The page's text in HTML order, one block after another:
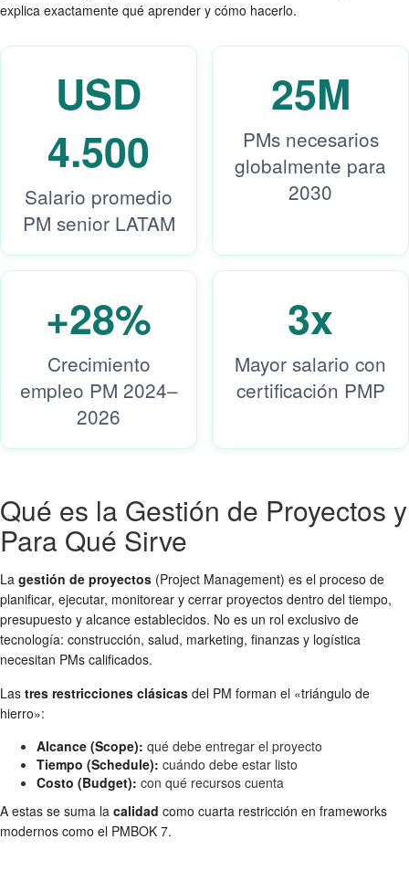
explica exactamente qué aprender y cómo hacerlo.
USD
4.500
Salario promedio
PM senior LATAM
25M
PMs necesarios
globalmente para
2030
+28%
Crecimiento
empleo PM 2024–
2026
3x
Mayor salario con
certificación PMP
Qué es la Gestión de Proyectos y
Para Qué Sirve
La gestión de proyectos (Project Management) es el proceso de
planificar, ejecutar, monitorear y cerrar proyectos dentro del tiempo,
presupuesto y alcance establecidos. No es un rol exclusivo de
tecnología: construcción, salud, marketing, finanzas y logística
necesitan PMs calificados.
Las tres restricciones clásicas del PM forman el «triángulo de
hierro»:
Alcance (Scope): qué debe entregar el proyecto
Tiempo (Schedule): cuándo debe estar listo
Costo (Budget): con qué recursos cuenta
A estas se suma la calidad como cuarta restricción en frameworks
modernos como el PMBOK 7.